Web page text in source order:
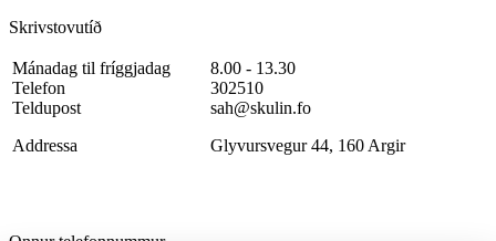
Skrivstovutíð
Mánadag til fríggjadag
Telefon
Teldupost
Addressa
8.00 - 13.30
302510
sah@skulin.fo
Glyvursvegur 44, 160 Argir